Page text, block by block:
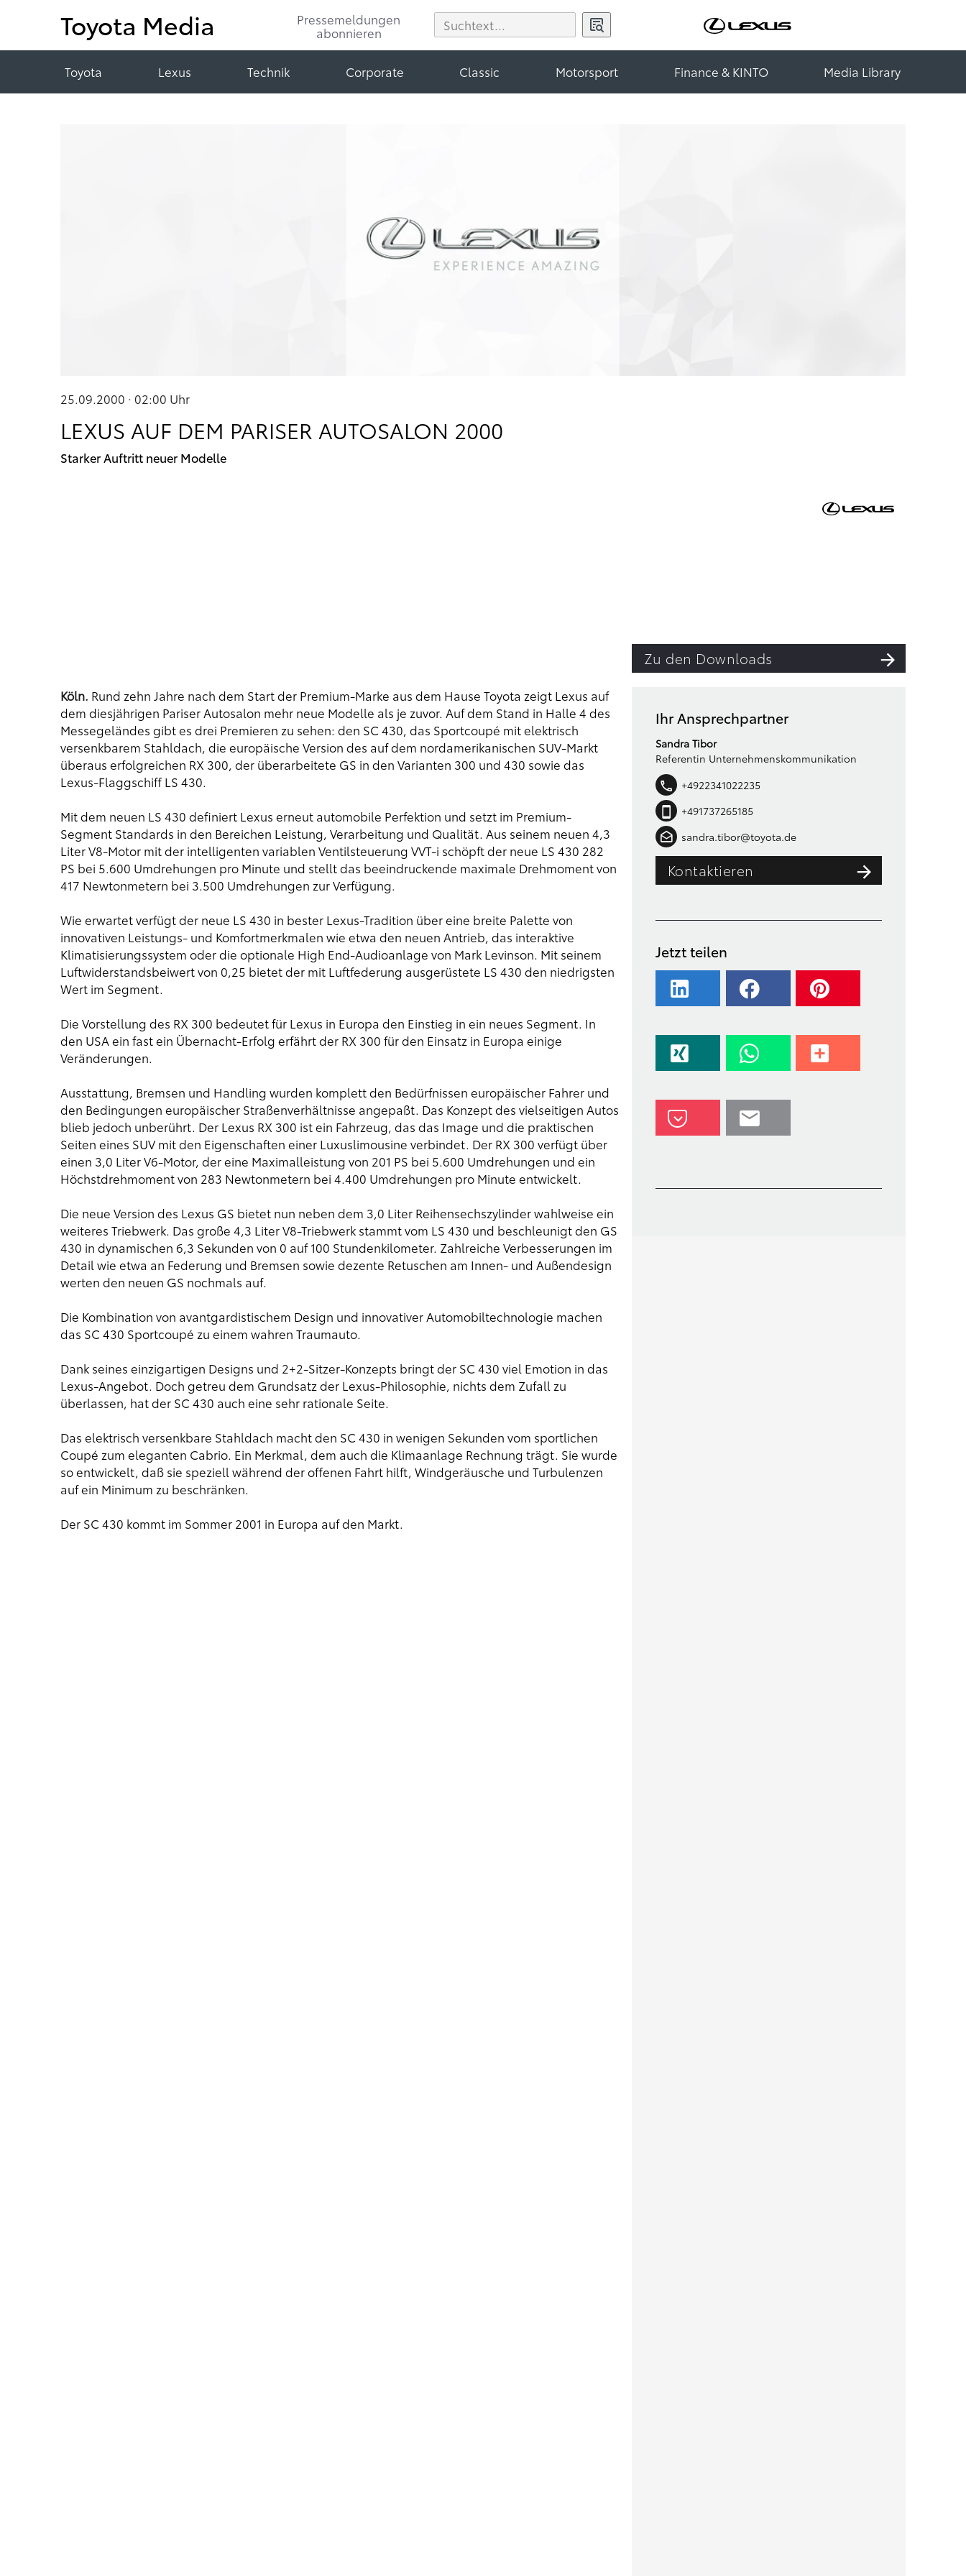
Toyota Media
Pressemeldungen
abonnieren
Toyota Lexus Technik Corporate Classic Motorsport Finance & KINTO Media Library
25.09.2000 · 02:00 Uhr
LEXUS AUF DEM PARISER AUTOSALON 2000
Starker Auftritt neuer Modelle
Zu den Downloads
Köln. Rund zehn Jahre nach dem Start der Premium-Marke aus dem Hause Toyota zeigt Lexus auf
dem diesjährigen Pariser Autosalon mehr neue Modelle als je zuvor. Auf dem Stand in Halle 4 des
Messegeländes gibt es drei Premieren zu sehen: den SC 430, das Sportcoupé mit elektrisch
versenkbarem Stahldach, die europäische Version des auf dem nordamerikanischen SUV-Markt
überaus erfolgreichen RX 300, der überarbeitete GS in den Varianten 300 und 430 sowie das
Lexus-Flaggschiff LS 430.
Mit dem neuen LS 430 definiert Lexus erneut automobile Perfektion und setzt im Premium-
Segment Standards in den Bereichen Leistung, Verarbeitung und Qualität. Aus seinem neuen 4,3
Liter V8-Motor mit der intelligenten variablen Ventilsteuerung VVT-i schöpft der neue LS 430 282
PS bei 5.600 Umdrehungen pro Minute und stellt das beeindruckende maximale Drehmoment von
417 Newtonmetern bei 3.500 Umdrehungen zur Verfügung.
Wie erwartet verfügt der neue LS 430 in bester Lexus-Tradition über eine breite Palette von
innovativen Leistungs- und Komfortmerkmalen wie etwa den neuen Antrieb, das interaktive
Klimatisierungssystem oder die optionale High End-Audioanlage von Mark Levinson. Mit seinem
Luftwiderstandsbeiwert von 0,25 bietet der mit Luftfederung ausgerüstete LS 430 den niedrigsten
Wert im Segment.
Die Vorstellung des RX 300 bedeutet für Lexus in Europa den Einstieg in ein neues Segment. In
den USA ein fast ein Übernacht-Erfolg erfährt der RX 300 für den Einsatz in Europa einige
Veränderungen.
Ausstattung, Bremsen und Handling wurden komplett den Bedürfnissen europäischer Fahrer und
den Bedingungen europäischer Straßenverhältnisse angepaßt. Das Konzept des vielseitigen Autos
blieb jedoch unberührt. Der Lexus RX 300 ist ein Fahrzeug, das das Image und die praktischen
Seiten eines SUV mit den Eigenschaften einer Luxuslimousine verbindet. Der RX 300 verfügt über
einen 3,0 Liter V6-Motor, der eine Maximalleistung von 201 PS bei 5.600 Umdrehungen und ein
Höchstdrehmoment von 283 Newtonmetern bei 4.400 Umdrehungen pro Minute entwickelt.
Die neue Version des Lexus GS bietet nun neben dem 3,0 Liter Reihensechszylinder wahlweise ein
weiteres Triebwerk. Das große 4,3 Liter V8-Triebwerk stammt vom LS 430 und beschleunigt den GS
430 in dynamischen 6,3 Sekunden von 0 auf 100 Stundenkilometer. Zahlreiche Verbesserungen im
Detail wie etwa an Federung und Bremsen sowie dezente Retuschen am Innen- und Außendesign
werten den neuen GS nochmals auf.
Die Kombination von avantgardistischem Design und innovativer Automobiltechnologie machen
das SC 430 Sportcoupé zu einem wahren Traumauto.
Dank seines einzigartigen Designs und 2+2-Sitzer-Konzepts bringt der SC 430 viel Emotion in das
Lexus-Angebot. Doch getreu dem Grundsatz der Lexus-Philosophie, nichts dem Zufall zu
überlassen, hat der SC 430 auch eine sehr rationale Seite.
Das elektrisch versenkbare Stahldach macht den SC 430 in wenigen Sekunden vom sportlichen
Coupé zum eleganten Cabrio. Ein Merkmal, dem auch die Klimaanlage Rechnung trägt. Sie wurde
so entwickelt, daß sie speziell während der offenen Fahrt hilft, Windgeräusche und Turbulenzen
auf ein Minimum zu beschränken.
Der SC 430 kommt im Sommer 2001 in Europa auf den Markt.
Ihr Ansprechpartner
Sandra Tibor
Referentin Unternehmenskommunikation
+4922341022235
+491737265185
sandra.tibor@toyota.de
Kontaktieren
Jetzt teilen